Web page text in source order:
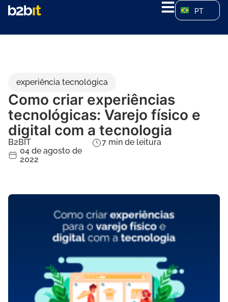
PT
experiência tecnológica
Como criar experiências
tecnológicas: Varejo físico e
digital com a tecnologia
B2BIT
04 de agosto de
2022
7 min de leitura